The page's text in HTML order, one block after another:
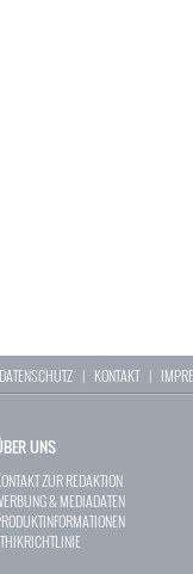
DATENSCHUTZ | KONTAKT|
UNS
ZUR REDAKTION
& MEDIADATEN